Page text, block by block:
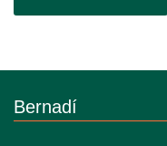
Bernadí